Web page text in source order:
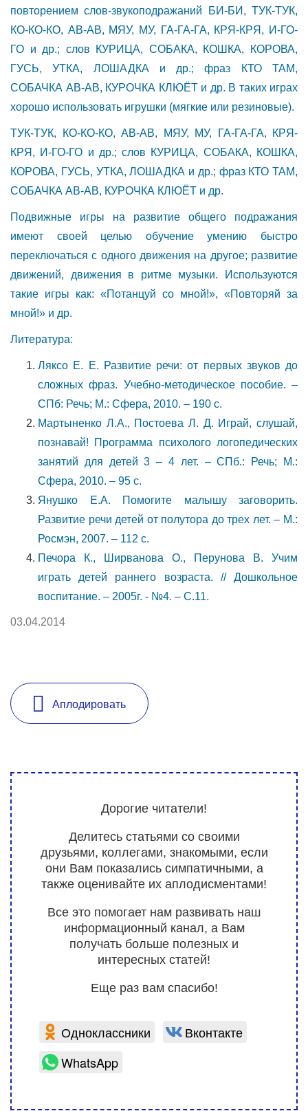
повторением слов-звукоподражаний БИ-БИ, ТУК-ТУК,
КО-КО-КО, АВ-АВ, МЯУ, МУ, ГА-ГА-ГА, КРЯ-КРЯ, И-ГО-
ГО и др.; слов КУРИЦА, СОБАКА, КОШКА, КОРОВА,
ГУСЬ, УТКА, ЛОШАДКА и др.; фраз КТО ТАМ,
СОБАЧКА АВ-АВ, КУРОЧКА КЛЮЁТ и др. В таких играх
хорошо использовать игрушки (мягкие или резиновые).
ТУК-ТУК, КО-КО-КО, АВ-АВ, МЯУ, МУ, ГА-ГА-ГА, КРЯ-
КРЯ, И-ГО-ГО и др.; слов КУРИЦА, СОБАКА, КОШКА,
КОРОВА, ГУСЬ, УТКА, ЛОШАДКА и др.; фраз КТО ТАМ,
СОБАЧКА АВ-АВ, КУРОЧКА КЛЮЁТ и др.
Подвижные игры на развитие общего подражания
имеют своей целью обучение умению быстро
переключаться с одного движения на другое; развитие
движений, движения в ритме музыки. Используются
такие игры как: «Потанцуй со мной!», «Повторяй за
мной!» и др.
Литература:
Ляксо Е. Е. Развитие речи: от первых звуков до
сложных фраз. Учебно-методическое пособие. –
СПб: Речь; М.: Сфера, 2010. – 190 с.
Мартыненко Л.А., Постоева Л. Д. Играй, слушай,
познавай! Программа психолого логопедических
занятий для детей 3 – 4 лет. – СПб.: Речь; М.:
Сфера, 2010. – 95 с.
Янушко Е.А. Помогите малышу заговорить.
Развитие речи детей от полутора до трех лет. – М.:
Росмэн, 2007. – 112 с.
Печора К., Ширванова О., Перунова В. Учим
играть детей раннего возраста. // Дошкольное
воспитание. – 2005г. - №4. – С.11.
03.04.2014
Аплодировать
Дорогие читатели!
Делитесь статьями со своими
друзьями, коллегами, знакомыми, если
они Вам показались симпатичными, а
также оценивайте их аплодисментами!
Все это помогает нам развивать наш
информационный канал, а Вам
получать больше полезных и
интересных статей!
Еще раз вам спасибо!
Одноклассники
Вконтакте
WhatsApp